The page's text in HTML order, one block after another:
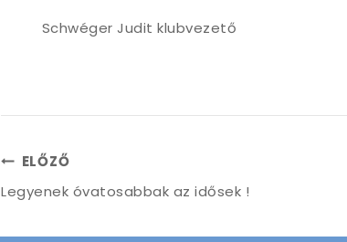
Schwéger Judit klubvezető
Bejegyzés
navigáció
ELŐZŐ
Legyenek óvatosabbak az idősek !